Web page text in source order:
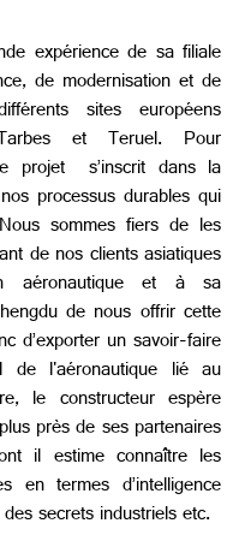
expérience de sa filiale
de modernisation et de
sites européens
Tarbes et Teruel. Pour
projet s’inscrit dans la
processus durables qui
sommes fiers de les
de nos clients asiatiques
aéronautique et à sa
de nous offrir cette
d’exporter un savoir-faire
de l'aéronautique lié au
le constructeur espère
près de ses partenaires
il estime connaître les
en termes d’intelligence
secrets industriels etc.